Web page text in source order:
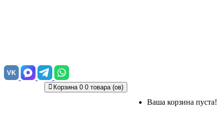
VK
Корзина 0 0 товара (ов)
Ваша корзина пуста!